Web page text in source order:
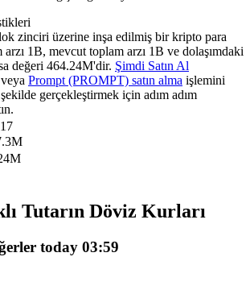
güçlerinizi birleştirin
zinciri üzerine inşa edilmiş bir kripto para
1B, mevcut toplam arzı 1B ve dolaşımdaki
değeri 464.24M'dir. Şimdi Satın Al
Prompt (PROMPT) satın alma işlemini
gerçekleştirmek için adım adım
Tutarın Döviz Kurları
today 03:59